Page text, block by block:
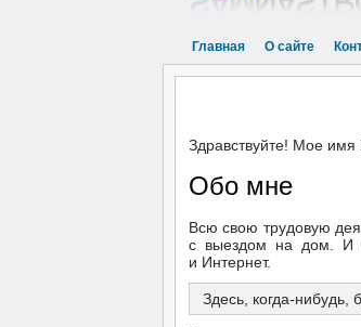
Главная О сайте
Здравствуйте! Мое имя
Обо мне
Всю свою трудовую
с выездом на дом. И
и Интернет.
Здесь, когда-нибудь,